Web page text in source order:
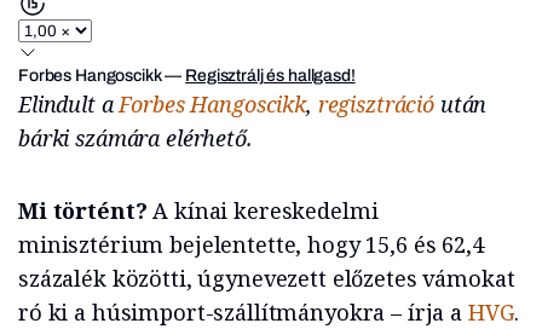
Forbes Hangoscikk— Regisztrálj és hallgasd!
Elindult aForbes Hangoscikk, regisztrációután
bárki számára elérhető.
Mi történt? A kínai kereskedelmi
minisztérium bejelentette, hogy 15,6 és 62,4
százalék közötti, úgynevezett előzetes vámokat
ró ki a húsimport-szállítmányokra – írja a HVG.